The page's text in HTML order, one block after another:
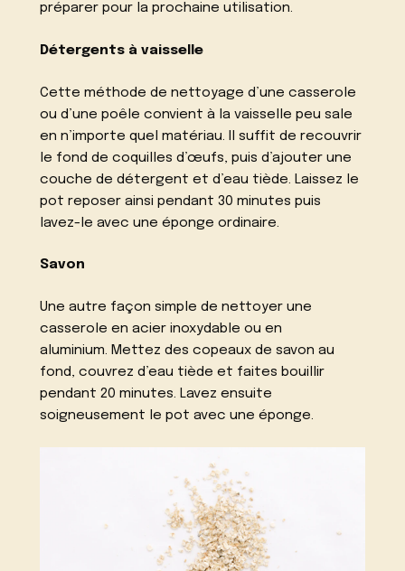
préparer pour la prochaine utilisation.
Détergents à vaisselle
Cette méthode de nettoyage d’une casserole
ou d’une poêle convient à la vaisselle peu sale
en n’importe quel matériau. Il suffit de recouvrir
le fond de coquilles d’œufs, puis d’ajouter une
couche de détergent et d’eau tiède. Laissez le
pot reposer ainsi pendant 30 minutes puis
lavez-le avec une éponge ordinaire.
Savon
Une autre façon simple de nettoyer une
casserole en acier inoxydable ou en
aluminium. Mettez des copeaux de savon au
fond, couvrez d’eau tiède et faites bouillir
pendant 20 minutes. Lavez ensuite
soigneusement le pot avec une éponge.